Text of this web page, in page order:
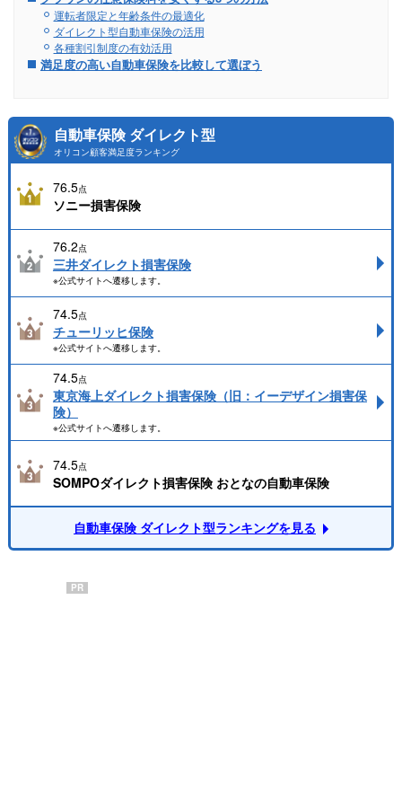
運転者限定と年齢条件の最適化
ダイレクト型自動車保険の活用
各種割引制度の有効活用
満足度の高い自動車保険を比較して選ぼう
自動車保険 ダイレクト型
オリコン顧客満足度ランキング
76.5点
ソニー損害保険
76.2点
三井ダイレクト損害保険
※公式サイトへ遷移します。
74.5点
チューリッヒ保険
※公式サイトへ遷移します。
74.5点
東京海上ダイレクト損害保険（旧：イーデザイン損害保
険）
※公式サイトへ遷移します。
74.5点
SOMPOダイレクト損害保険 おとなの自動車保険
自動車保険 ダイレクト型ランキングを見る
PR